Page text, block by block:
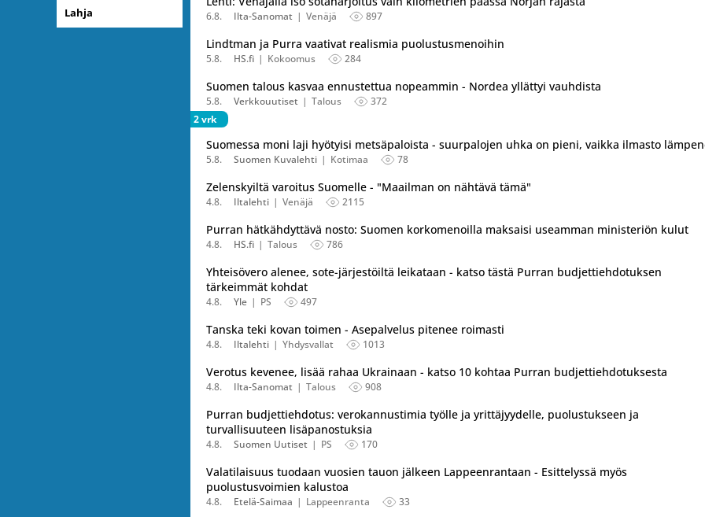
Lahja 6.8. Ilta-Sanomat Venäjä 897
Lindtman ja Purra vaativat realismia puolustusmenoihin
5.8. HS.fi Kokoomus 284
Suomen talous kasvaa ennustettua nopeammin - Nordea yllättyi vauhdista
5.8. Verkkouutiset Talous
372
2 vrk
Suomessa moni laji hyötyisi metsäpaloista - suurpalojen uhka on pieni, vaikka ilmasto
5.8. Suomen Kuvalehti Kotimaa 78
Zelenskyiltä varoitus Suomelle - "Maailman on nähtävä tämä"
4.8. Iltalehti Venäjä 2115
Purran hätkähdyttävä nosto: Suomen korkomenoilla maksaisi useamman ministeriön kulut
4.8. HS.fi Talous 786
Yhteisövero alenee, sote-järjestöiltä leikataan - katso tästä Purran budjettiehdotuksen
tärkeimmät kohdat
4.8. Yle PS 497
Tanska teki kovan toimen - Asepalvelus pitenee roimasti
4.8. Iltalehti Yhdysvallat 1013
Verotus kevenee, lisää rahaa Ukrainaan - katso 10 kohtaa Purran budjettiehdotuksesta
4.8. Ilta-Sanomat Talous 908
Purran budjettiehdotus: verokannustimia työlle ja yrittäjyydelle, puolustukseen ja
turvallisuuteen lisäpanostuksia
4.8. Suomen Uutiset PS 170
Valatilaisuus tuodaan vuosien tauon jälkeen Lappeenrantaan - Esittelyssä myös
puolustusvoimien kalustoa
4.8. Etelä-Saimaa Lappeenranta 33